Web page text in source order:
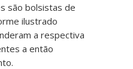
são bolsistas de
ilustrado
a respectiva
a então